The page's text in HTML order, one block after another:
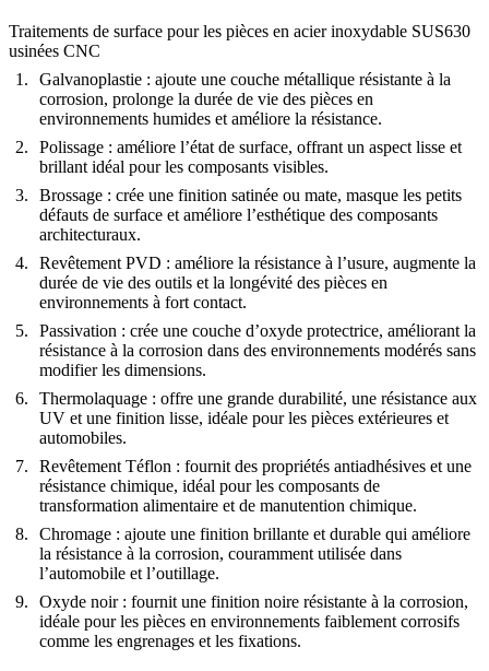
Traitements de surface pour les pièces en acier inoxydable SUS630
usinées CNC
Galvanoplastie : ajoute une couche métallique résistante à la
corrosion, prolonge la durée de vie des pièces en
environnements humides et améliore la résistance.
Polissage : améliore l’état de surface, offrant un aspect lisse et
brillant idéal pour les composants visibles.
Brossage : crée une finition satinée ou mate, masque les petits
défauts de surface et améliore l’esthétique des composants
architecturaux.
Revêtement PVD : améliore la résistance à l’usure, augmente la
durée de vie des outils et la longévité des pièces en
environnements à fort contact.
Passivation : crée une couche d’oxyde protectrice, améliorant la
résistance à la corrosion dans des environnements modérés sans
modifier les dimensions.
Thermolaquage : offre une grande durabilité, une résistance aux
UV et une finition lisse, idéale pour les pièces extérieures et
automobiles.
Revêtement Téflon : fournit des propriétés antiadhésives et une
résistance chimique, idéal pour les composants de
transformation alimentaire et de manutention chimique.
Chromage : ajoute une finition brillante et durable qui améliore
la résistance à la corrosion, couramment utilisée dans
l’automobile et l’outillage.
Oxyde noir: fournit une finition noire résistante à la corrosion,
idéale pour les pièces en environnements faiblement corrosifs
comme les engrenages et les fixations.